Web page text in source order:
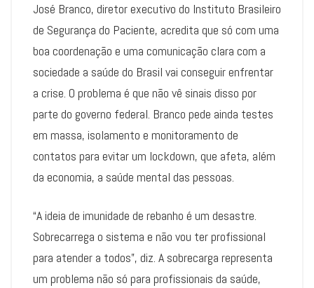
José Branco, diretor executivo do Instituto Brasileiro
de Segurança do Paciente, acredita que só com uma
boa coordenação e uma comunicação clara com a
sociedade a saúde do Brasil vai conseguir enfrentar
a crise. O problema é que não vê sinais disso por
parte do governo federal. Branco pede ainda testes
em massa, isolamento e monitoramento de
contatos para evitar um lockdown, que afeta, além
da economia, a saúde mental das pessoas.
“A ideia de imunidade de rebanho é um desastre.
Sobrecarrega o sistema e não vou ter profissional
para atender a todos”, diz. A sobrecarga representa
um problema não só para profissionais da saúde,